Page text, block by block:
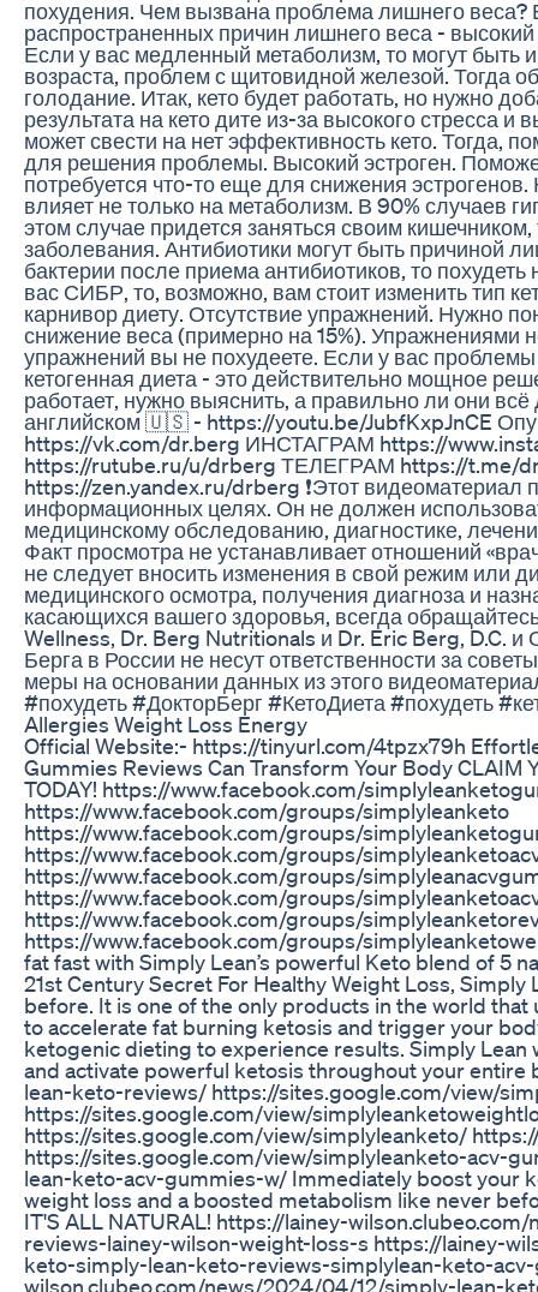
похудения. Чем вызвана проблема лишнего веса?
распространенных причин лишнего веса -
Если у вас медленный метаболизм, то могут быть
возраста, проблем с щитовидной железой. Тогда
голодание. Итак, кето будет работать, но нужно
результата на кето дите из-за высокого стресса и
может свести на нет эффективность кето. Тогда,
для решения проблемы. Высокий эстроген.
потребуется что-то еще для снижения
влияет не только на метаболизм. В 90% случаев
этом случае придется заняться своим
заболевания. Антибиотики могут быть причиной
бактерии после приема антибиотиков, то
вас СИБР, то, возможно, вам стоит изменить тип
карнивор диету. Отсутствие упражнений. Нужно
снижение веса (примерно на 15%). Упражнениями
упражнений вы не похудеете. Если у вас
кетогенная диета - это действительно мощное
работает, нужно выяснить, а правильно ли они
английском 🇺🇸 - https://youtu.be/JubfKxpJnCE
https://vk.com/dr.berg ИНСТАГРАМ https://
https://rutube.ru/u/drberg ТЕЛЕГРАМ https://t.me/
https://zen.yandex.ru/drberg ❗️Этот видеоматериал
информационных целях. Он не должен
медицинскому обследованию, диагностике,
Факт просмотра не устанавливает отношений
не следует вносить изменения в свой режим или
медицинского осмотра, получения диагноза и
касающихся вашего здоровья, всегда
Wellness, Dr. Berg Nutritionals и Dr. Eric Berg, D.C.
Берга в России не несут ответственности за
меры на основании данных из этого
#похудеть #ДокторБерг #КетоДиета #похудеть
Allergies Weight Loss Energy
Official Website:- https://tinyurl.com/4tpzx79h
Gummies Reviews Can Transform Your Body CLAIM
TODAY! https://www.facebook.com/
https://www.facebook.com/groups/simplyleanketo
https://www.facebook.com/groups/
https://www.facebook.com/groups/
https://www.facebook.com/groups/
https://www.facebook.com/groups/
https://www.facebook.com/groups/
https://www.facebook.com/groups/
fat fast with Simply Lean’s powerful Keto blend of 5
21st Century Secret For Healthy Weight Loss, Simply
before. It is one of the only products in the world
to accelerate fat burning ketosis and trigger your
ketogenic dieting to experience results. Simply
and activate powerful ketosis throughout your
lean-keto-reviews/ https://sites.google.com/view/
https://sites.google.com/view/
https://sites.google.com/view/simplyleanketo/
https://sites.google.com/view/simplyleanketo-acv-
lean-keto-acv-gummies-w/ Immediately boost your
weight loss and a boosted metabolism like never
IT'S ALL NATURAL! https://lainey-
reviews-lainey-wilson-weight-loss-s https://lainey-
keto-simply-lean-keto-reviews-simplylean-keto-
wilson.clubeo.com/news/2024/04/12/simply-lean-